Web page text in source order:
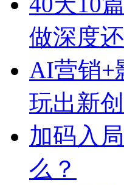
做深度
AI营销+
玩出新
加码入
么？